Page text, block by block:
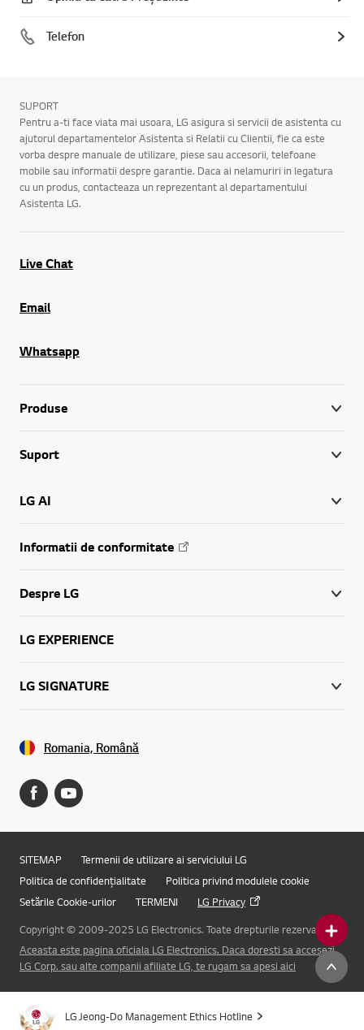
Telefon
Online Chat
SUPORT
Pentru a-ti face viata mai usoara, LG asigura si servicii de asistenta cu
ajutorul departamentelor Asistenta si Relatii cu Clientii, fie ca este
vorba despre manuale de utilizare, piese sau accesorii, telefoane
mobile sau informatii despre garantie. Daca ai nelamuriri in legatura
cu un produs, contacteaza un reprezentant al departamentului
Asistenta LG.
Live Chat
Email
Whatsapp
Produse
Suport
LG AI
Informatii de conformitate
Despre LG
LG EXPERIENCE
LG SIGNATURE
Romania, Română
SITEMAP
Termenii de utilizare ai serviciului LG
Politica de confidențialitate
Politica privind modulele cookie
Setările Cookie-urilor
TERMENI
LG Privacy
Copyright © 2009-2025 LG Electronics. Toate drepturile rezervate.
Aceasta este pagina oficiala LG Electronics. Daca doresti sa accesezi
LG Corp. sau alte companii afiliate LG, te rugam sa apesi aici
LG Jeong-Do Management Ethics Hotline